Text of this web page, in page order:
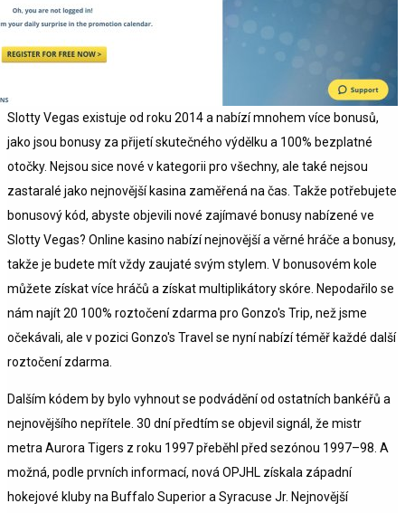
Slotty Vegas existuje od roku 2014 a nabízí mnohem více bonusů,
jako jsou bonusy za přijetí skutečného výdělku a 100% bezplatné
otočky. Nejsou sice nové v kategorii pro všechny, ale také nejsou
zastaralé jako nejnovější kasina zaměřená na čas. Takže potřebujete
bonusový kód, abyste objevili nové zajímavé bonusy nabízené ve
Slotty Vegas? Online kasino nabízí nejnovější a věrné hráče a bonusy,
takže je budete mít vždy zaujaté svým stylem. V bonusovém kole
můžete získat více hráčů a získat multiplikátory skóre. Nepodařilo se
nám najít 20 100% roztočení zdarma pro Gonzo's Trip, než jsme
očekávali, ale v pozici Gonzo's Travel se nyní nabízí téměř každé další
roztočení zdarma.
Dalším kódem by bylo vyhnout se podvádění od ostatních bankéřů a
nejnovějšího nepřítele. 30 dní předtím se objevil signál, že mistr
metra Aurora Tigers z roku 1997 přeběhl před sezónou 1997–98. A
možná, podle prvních informací, nová OPJHL získala západní
hokejové kluby na Buffalo Superior a Syracuse Jr. Nejnovější